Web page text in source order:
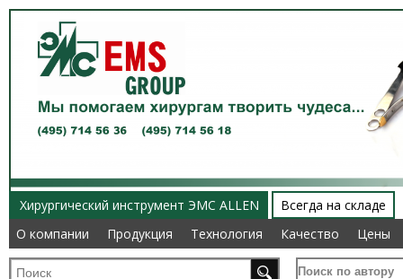
Хирургический инструмент ЭМС ALLEN
О компании
Продукция Технология Качество Цены
Всегда на складе
О компании
Продукция Технология Качество Цены
Поиск по автору